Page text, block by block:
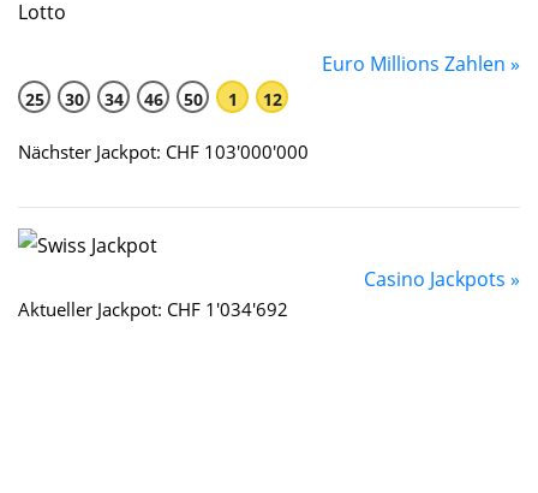
Euro Millions Zahlen »
25 30 34 46 50 1 12
Nächster Jackpot: CHF 103'000'000
Casino Jackpots »
Aktueller Jackpot: CHF 1'034'692